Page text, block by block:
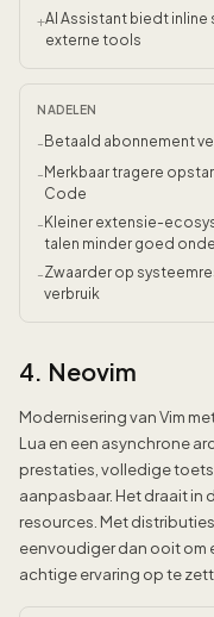
+AI Assistant biedt
externe tools
NADELEN
- Betaald abonnement
- Merkbaar tragere
Code
- Kleiner extensie-
talen minder goed
-Zwaarder op
verbruik
4. Neovim
Modernisering van Vim
Lua en een asynchrone
prestaties, volledige
aanpasbaar. Het draait in
resources. Met
eenvoudiger dan ooit om
achtige ervaring op te